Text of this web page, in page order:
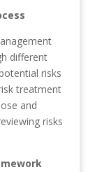
different
risks
treatment
and
risks